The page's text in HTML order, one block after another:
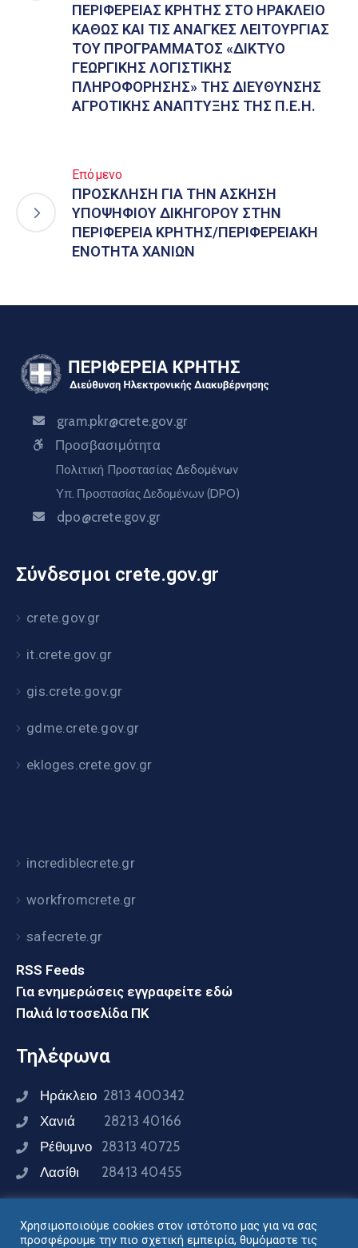
ΠΕΡΙΦΕΡΕΙΑΣ ΚΡΗΤΗΣ ΣΤΟ ΗΡΑΚΛΕΙΟ
ΚΑΘΩΣ ΚΑΙ ΤΙΣ ΑΝΑΓΚΕΣ ΛΕΙΤΟΥΡΓΙΑΣ
ΤΟΥ ΠΡΟΓΡΑΜΜΑΤΟΣ «ΔΙΚΤΥΟ
ΓΕΩΡΓΙΚΗΣ ΛΟΓΙΣΤΙΚΗΣ
ΠΛΗΡΟΦΟΡΗΣΗΣ» ΤΗΣ ΔΙΕΥΘΥΝΣΗΣ
ΑΓΡΟΤΙΚΗΣ ΑΝΑΠΤΥΞΗΣ ΤΗΣ Π.Ε.Η.
Επόμενο
ΠΡΟΣΚΛΗΣΗ ΓΙΑ ΤΗΝ ΑΣΚΗΣΗ
ΥΠΟΨΗΦΙΟΥ ΔΙΚΗΓΟΡΟΥ ΣΤΗΝ
ΠΕΡΙΦΕΡΕΙΑ ΚΡΗΤΗΣ/ΠΕΡΙΦΕΡΕΙΑΚΗ
ΕΝΟΤΗΤΑ ΧΑΝΙΩΝ
gram.pkr@crete.gov.gr
Προσβασιμότητα
Πολιτική Προστασίας Δεδομένων
Υπ. Προστασίας Δεδομένων (DPO)
dpo@crete.gov.gr
Σύνδεσμοι crete.gov.gr
crete.gov.gr
it.crete.gov.gr
gis.crete.gov.gr
gdme.crete.gov.gr
ekloges.crete.gov.gr
incrediblecrete.gr
workfromcrete.gr
safecrete.gr
RSS Feeds
Για ενημερώσεις εγγραφείτε εδώ
Παλιά Ιστοσελίδα ΠΚ
Τηλέφωνα
Ηράκλειο 2813 400342
Χανιά 28213 40166
Ρέθυμνο 28313 40725
Λασίθι 28413 40455
Συνδεθείτε μαζί μας
Χρησιμοποιούμε cookies στον ιστότοπο μας για να σας
προσφέρουμε την πιο σχετική εμπειρία, θυμόμαστε τις